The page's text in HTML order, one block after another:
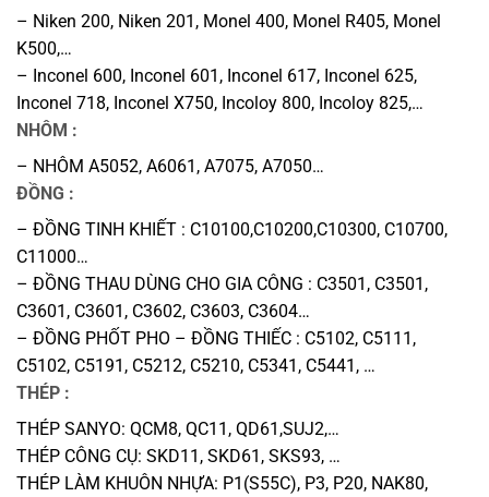
– Niken 200, Niken 201, Monel 400, Monel R405, Monel
K500,…
– Inconel 600, Inconel 601, Inconel 617, Inconel 625,
Inconel 718, Inconel X750, Incoloy 800, Incoloy 825,…
NHÔM :
– NHÔM A5052, A6061, A7075, A7050…
ĐỒNG :
– ĐỒNG TINH KHIẾT : C10100,C10200,C10300, C10700,
C11000…
– ĐỒNG THAU DÙNG CHO GIA CÔNG : C3501, C3501,
C3601, C3601, C3602, C3603, C3604…
– ĐỒNG PHỐT PHO – ĐỒNG THIẾC : C5102, C5111,
C5102, C5191, C5212, C5210, C5341, C5441, …
THÉP :
THÉP SANYO: QCM8, QC11, QD61,SUJ2,…
THÉP CÔNG CỤ: SKD11, SKD61, SKS93, …
THÉP LÀM KHUÔN NHỰA: P1(S55C), P3, P20, NAK80,